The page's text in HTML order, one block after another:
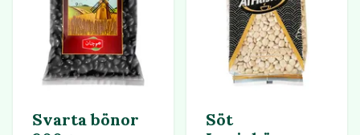
Svarta bönor
Söt